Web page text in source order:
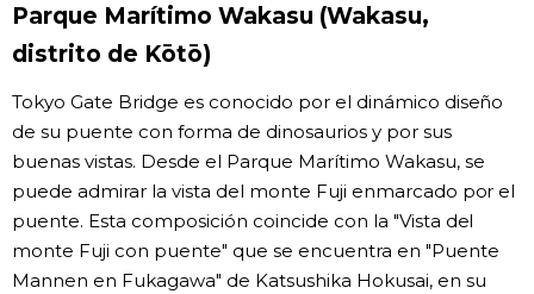
Parque Marítimo Wakasu (Wakasu,
distrito de Kōtō)
Tokyo Gate Bridge es conocido por el dinámico diseño
de su puente con forma de dinosaurios y por sus
buenas vistas. Desde el Parque Marítimo Wakasu, se
puede admirar la vista del monte Fuji enmarcado por el
puente. Esta composición coincide con la "Vista del
monte Fuji con puente" que se encuentra en "Puente
Mannen en Fukagawa" de Katsushika Hokusai, en su